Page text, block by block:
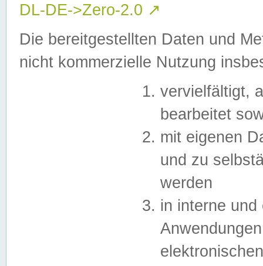
DL-DE->Zero-2.0 ↗
Die bereitgestellten Daten und
nicht kommerzielle Nutzung
vervielfältigt,
bearbeitet
mit eigenen
und zu
werden
in interne